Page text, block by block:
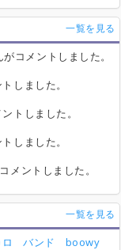
一覧を見る
コメントしました。
しました。
トしました。
しました。
メントしました。
一覧を見る
バンド
boowy